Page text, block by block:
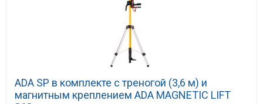
ADA SP в комплекте с треногой (3,6 м) и
магнитным креплением ADA MAGNETIC LIFT